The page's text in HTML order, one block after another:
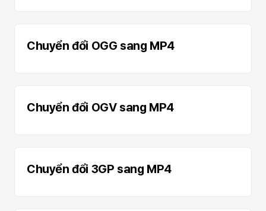
Chuyển đổi OGG sang MP4
Chuyển đổi OGV sang MP4
Chuyển đổi 3GP sang MP4